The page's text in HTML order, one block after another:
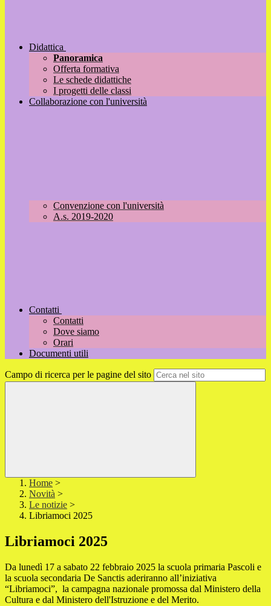
Didattica
Panoramica
Offerta formativa
Le schede didattiche
I progetti delle classi
Collaborazione con l'università
Convenzione con l'università
A.s. 2019-2020
Contatti
Contatti
Dove siamo
Orari
Documenti utili
Campo di ricerca per le pagine del sito
Home >
Novità >
Le notizie >
Libriamoci 2025
Libriamoci 2025
Da lunedì 17 a sabato 22 febbraio 2025 la scuola primaria Pascoli e
la scuola secondaria De Sanctis aderiranno all’iniziativa
“Libriamoci”, la campagna nazionale promossa dal Ministero della
Cultura e dal Ministero dell'Istruzione e del Merito.